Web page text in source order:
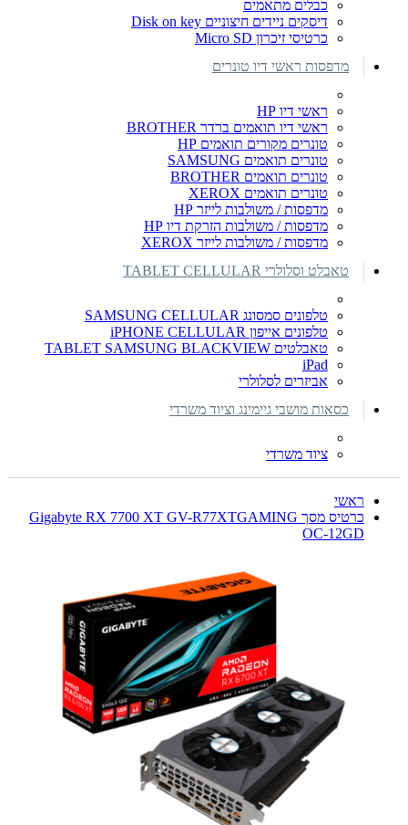
כבלים מתאמים
דיסקים ניידים חיצוניים Disk on key
כרטיסי זיכרון Micro SD
מדפסות ראשי דיו טונרים
ראשי דיו HP
ראשי דיו תואמים ברדר BROTHER
טונרים מקורים תואמים HP
טונרים תואמים SAMSUNG
טונרים תואמים BROTHER
טונרים תואמים XEROX
מדפסות / משולבות לייזר HP
מדפסות / משולבות הזרקת דיו HP
מדפסות / משולבות לייזר XEROX
טאבלט וסלולרי TABLET CELLULAR
טלפונים סמסונג SAMSUNG CELLULAR
טלפונים אייפון iPHONE CELLULAR
טאבלטים TABLET SAMSUNG BLACKVIEW
iPad
אביזרים לסלולרי
כסאות מושבי גיימינג וציוד משרדי
ציוד משרדי
ראשי
כרטיס מסך Gigabyte RX 7700 XT GV-R77XTGAMING
OC-12GD